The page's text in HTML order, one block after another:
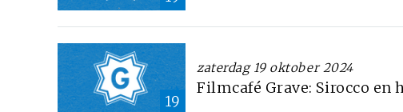
19
zaterdag 19 oktober 2024
Filmcafé Grave: Sirocco